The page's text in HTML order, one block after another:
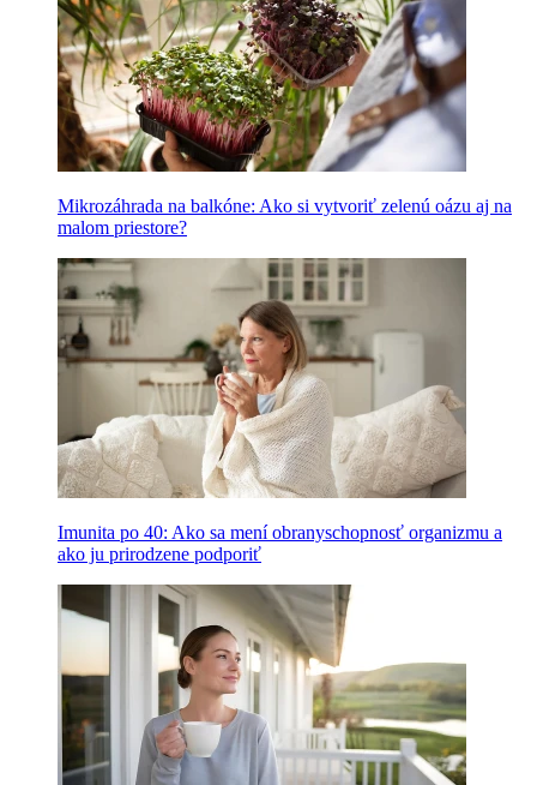
Mikrozáhrada na balkóne: Ako si vytvoriť zelenú oázu aj na
malom priestore?
Imunita po 40: Ako sa mení obranyschopnosť organizmu a
ako ju prirodzene podporiť